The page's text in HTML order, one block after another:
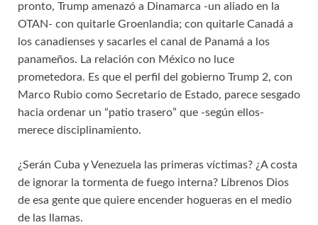
pronto, Trump amenazó a Dinamarca -un aliado en la
OTAN- con quitarle Groenlandia; con quitarle Canadá a
los canadienses y sacarles el canal de Panamá a los
panameños. La relación con México no luce
prometedora. Es que el perfil del gobierno Trump 2, con
Marco Rubio como Secretario de Estado, parece sesgado
hacia ordenar un “patio trasero” que -según ellos-
merece disciplinamiento.
¿Serán Cuba y Venezuela las primeras víctimas? ¿A costa
de ignorar la tormenta de fuego interna? Líbrenos Dios
de esa gente que quiere encender hogueras en el medio
de las llamas.